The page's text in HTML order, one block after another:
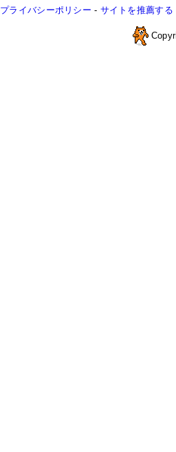
プライバシーポリシー - サイトを推薦する